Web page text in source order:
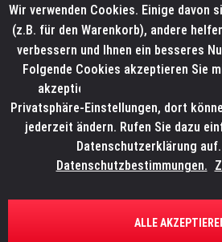
ÜBERSICHT ERSATZTEILE
Wir verwenden Cookies. Einige davon
(z.B. für den Warenkorb), andere
verbessern und Ihnen ein besseres
Folgende Cookies akzeptieren Sie
akzeptieren. Weitere
Privatsphäre-Einstellungen, dort
jederzeit ändern. Rufen Sie dazu
Datenschutzerklärung auf.
Datenschutzbestimmungen.
ALLE